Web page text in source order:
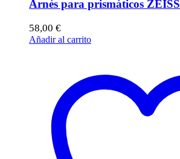
Arnés para prismáticos ZEISS
58,00 €
Añadir al carrito